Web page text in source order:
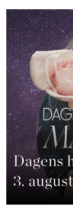
Dagens
3. august